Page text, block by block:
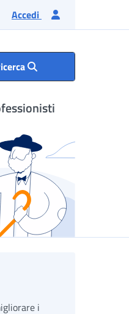
italiana
Accedi
i